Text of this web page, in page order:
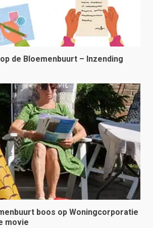
de Bloemenbuurt – Inzending
boos op Woningcorporatie
movie